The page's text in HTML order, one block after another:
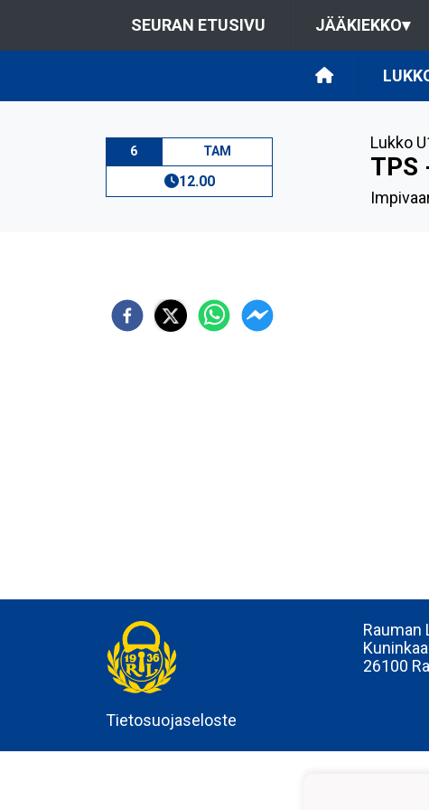
SEURAN ETUSIVU JÄÄKIEKKO▾
6 TAM
12.00
Lukko
TPS
Tietosuojaseloste
Rauman
26100